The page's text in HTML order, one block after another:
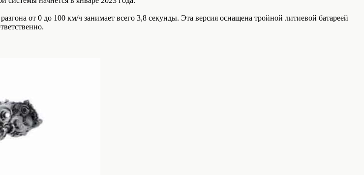
от 0 до 100 км/ч занимает всего 3,8 секунды. Эта версия оснащена тройной литиевой батареей